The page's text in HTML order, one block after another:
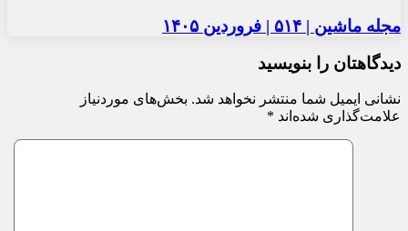
مجله ماشین | ۵۱۴ | فروردین ۱۴۰۵
دیدگاهتان را بنویسید
نشانی ایمیل شما منتشر نخواهد شد. بخش‌های موردنیاز
علامت‌گذاری شده‌اند *